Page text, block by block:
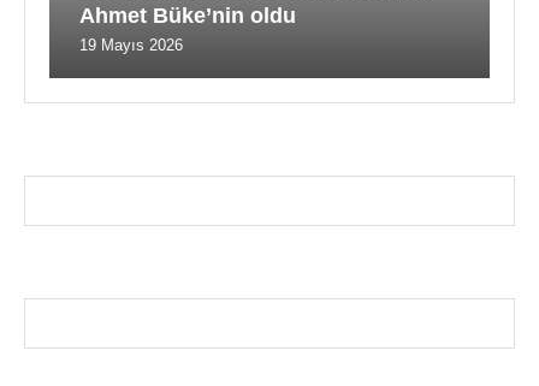
Ahmet Büke’nin oldu
19 Mayıs 2026